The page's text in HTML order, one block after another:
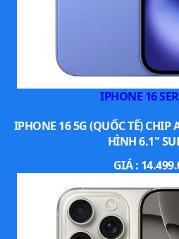
IPHONE 16
IPHONE 16 5G (QUỐC TẾ)
HÌNH 6.1"
GIÁ :